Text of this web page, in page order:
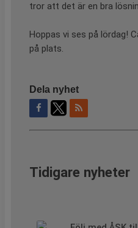
tror att det är en bra
Hoppas vi ses på lördag!
på plats.
Dela nyhet
Tidigare nyheter